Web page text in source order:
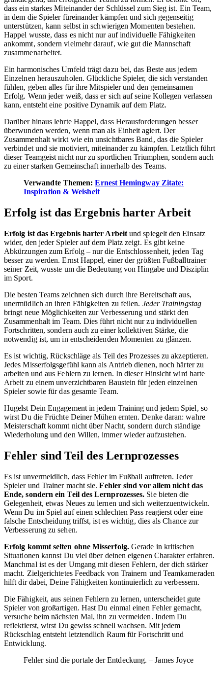
dass ein starkes Miteinander der Schlüssel zum Sieg ist. Ein Team,
in dem die Spieler füreinander kämpfen und sich gegenseitig
unterstützen, kann selbst in schwierigen Momenten bestehen.
Happel wusste, dass es nicht nur auf individuelle Fähigkeiten
ankommt, sondern vielmehr darauf, wie gut die Mannschaft
zusammenarbeitet.
Ein harmonisches Umfeld trägt dazu bei, das Beste aus jedem
Einzelnen herauszuholen. Glückliche Spieler, die sich verstanden
fühlen, geben alles für ihre Mitspieler und den gemeinsamen
Erfolg. Wenn jeder weiß, dass er sich auf seine Kollegen verlassen
kann, entsteht eine positive Dynamik auf dem Platz.
Darüber hinaus lehrte Happel, dass Herausforderungen besser
überwunden werden, wenn man als Einheit agiert. Der
Zusammenhalt wirkt wie ein unsichtbares Band, das die Spieler
verbindet und sie motiviert, miteinander zu kämpfen. Letztlich führt
dieser Teamgeist nicht nur zu sportlichen Triumphen, sondern auch
zu einer starken Gemeinschaft innerhalb des Teams.
Verwandte Themen:Ernest Hemingway Zitate:
Inspiration & Weisheit
Erfolg ist das Ergebnis harter Arbeit
Erfolg ist das Ergebnis harter Arbeitund spiegelt den Einsatz
wider, den jeder Spieler auf dem Platz zeigt. Es gibt keine
Abkürzungen zum Erfolg – nur die Entschlossenheit, jeden Tag
besser zu werden. Ernst Happel, einer der größten Fußballtrainer
seiner Zeit, wusste um die Bedeutung von Hingabe und Disziplin
im Sport.
Die besten Teams zeichnen sich durch ihre Bereitschaft aus,
unermüdlich an ihren Fähigkeiten zu feilen. Jeder Trainingstag
bringt neue Möglichkeiten zur Verbesserung und stärkt den
Zusammenhalt im Team. Dies führt nicht nur zu individuellen
Fortschritten, sondern auch zu einer kollektiven Stärke, die
notwendig ist, um in entscheidenden Momenten zu glänzen.
Es ist wichtig, Rückschläge als Teil des Prozesses zu akzeptieren.
Jedes Misserfolgsgefühl kann als Antrieb dienen, noch härter zu
arbeiten und aus Fehlern zu lernen. In dieser Hinsicht wird harte
Arbeit zu einem unverzichtbaren Baustein für jeden einzelnen
Spieler sowie für das gesamte Team.
Hugelst Dein Engagement in jedem Training und jedem Spiel, so
wirst Du die Früchte Deiner Mühen ernten. Denke daran: wahre
Meisterschaft kommt nicht über Nacht, sondern durch ständige
Wiederholung und den Willen, immer wieder aufzustehen.
Fehler sind Teil des Lernprozesses
Es ist unvermeidlich, dass Fehler im Fußball auftreten. Jeder
Spieler und Trainer macht sie.Fehler sind vor allem nicht das
Ende, sondern ein Teil des Lernprozesses. Sie bieten die
Gelegenheit, etwas Neues zu lernen und sich weiterzuentwickeln.
Wenn Du im Spiel auf einen schlechten Pass reagierst oder eine
falsche Entscheidung triffst, ist es wichtig, dies als Chance zur
Verbesserung zu sehen.
Erfolg kommt selten ohne Misserfolg.Gerade in kritischen
Situationen kannst Du viel über deinen eigenen Charakter erfahren.
Manchmal ist es der Umgang mit diesen Fehlern, der dich stärker
macht. Zielgerichtetes Feedback von Trainern und Teamkameraden
hilft dir dabei, Deine Fähigkeiten kontinuierlich zu verbessern.
Die Fähigkeit, aus seinen Fehlern zu lernen, unterscheidet gute
Spieler von großartigen. Hast Du einmal einen Fehler gemacht,
versuche beim nächsten Mal, ihn zu vermeiden. Indem Du
reflektierst, wirst Du gewiss schnell wachsen. Mit jedem
Rückschlag entsteht letztendlich Raum für Fortschritt und
Entwicklung.
Fehler sind die portale der Entdeckung. – James Joyce